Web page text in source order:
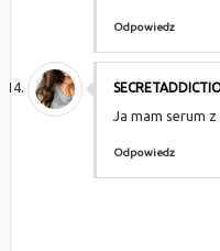
Odpowiedz
Ja mam serum z
Odpowiedz